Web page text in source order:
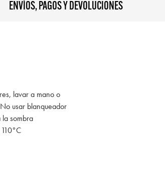
ENVÍOS, PAGOS Y DEVOLUCIONES
lavar a mano o
usar blanqueador
sombra